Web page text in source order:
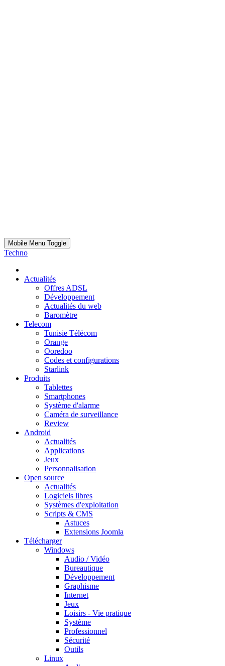
Mobile Menu Toggle
Techno
Actualités
Offres ADSL
Développement
Actualités du web
Baromètre
Telecom
Tunisie Télécom
Orange
Ooredoo
Codes et configurations
Starlink
Produits
Tablettes
Smartphones
Système d'alarme
Caméra de surveillance
Review
Android
Actualités
Applications
Jeux
Personnalisation
Open source
Actualités
Logiciels libres
Systèmes d'exploitation
Scripts & CMS
Astuces
Extensions Joomla
Télécharger
Windows
Audio / Vidéo
Bureautique
Développement
Graphisme
Internet
Jeux
Loisirs - Vie pratique
Système
Professionnel
Sécurité
Outils
Linux